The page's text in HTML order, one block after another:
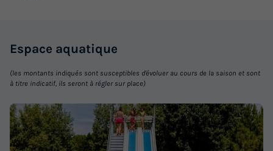
Espace aquatique
(les montants indiqués sont susceptibles d'évoluer au cours de la saison et sont
à titre indicatif, ils seront à régler sur place)